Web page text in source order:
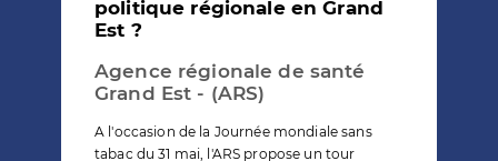
politique régionale en Grand
Est ?
Agence régionale de santé
Grand Est - (ARS)
A l'occasion de la Journée mondiale sans
tabac du 31 mai, l'ARS propose un tour